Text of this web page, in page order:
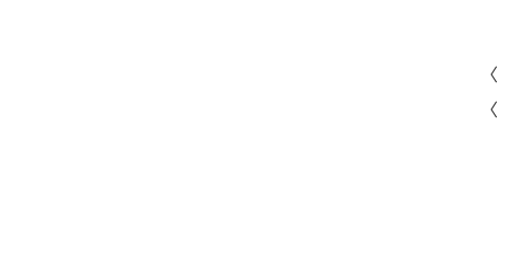
〈
〈